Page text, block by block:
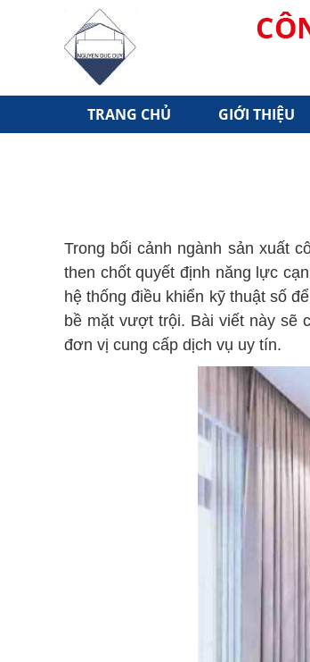
TRANG CHỦ GIỚI THIỆU
Trong bối cảnh ngành sản xuất
then chốt quyết định năng lực
hệ thống điều khiển kỹ thuật số
bề mặt vượt trội. Bài viết này sẽ
đơn vị cung cấp dịch vụ uy tín.